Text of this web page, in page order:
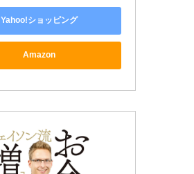
Yahoo!ショッピング
Amazon